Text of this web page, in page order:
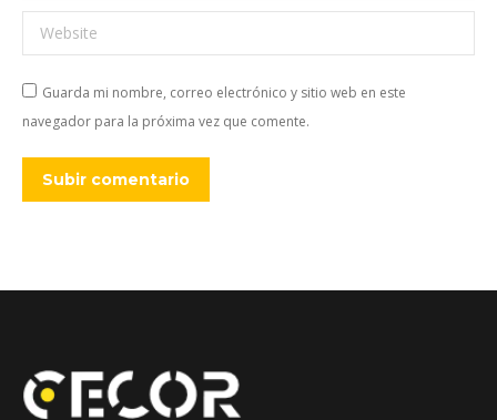
Website
Guarda mi nombre, correo electrónico y sitio web en este
navegador para la próxima vez que comente.
Subir comentario